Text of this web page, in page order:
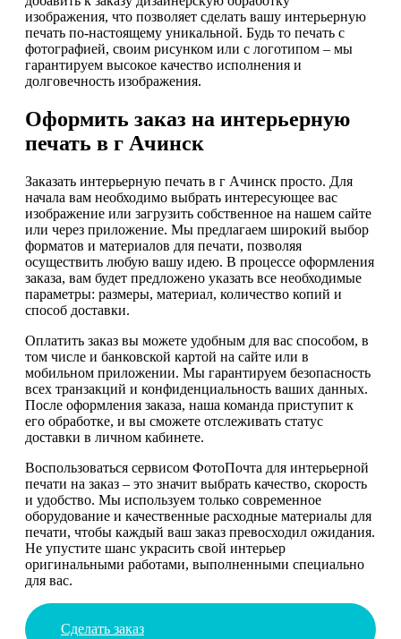
изображения, что позволяет сделать вашу интерьерную
печать по-настоящему уникальной. Будь то печать с
фотографией, своим рисунком или с логотипом – мы
гарантируем высокое качество исполнения и
долговечность изображения.
Оформить заказ на интерьерную
печать в г Ачинск
Заказать интерьерную печать в г Ачинск просто. Для
начала вам необходимо выбрать интересующее вас
изображение или загрузить собственное на нашем сайте
или через приложение. Мы предлагаем широкий выбор
форматов и материалов для печати, позволяя
осуществить любую вашу идею. В процессе оформления
заказа, вам будет предложено указать все необходимые
параметры: размеры, материал, количество копий и
способ доставки.
Оплатить заказ вы можете удобным для вас способом, в
том числе и банковской картой на сайте или в
мобильном приложении. Мы гарантируем безопасность
всех транзакций и конфиденциальность ваших данных.
После оформления заказа, наша команда приступит к
его обработке, и вы сможете отслеживать статус
доставки в личном кабинете.
Воспользоваться сервисом ФотоПочта для интерьерной
печати на заказ – это значит выбрать качество, скорость
и удобство. Мы используем только современное
оборудование и качественные расходные материалы для
печати, чтобы каждый ваш заказ превосходил ожидания.
Не упустите шанс украсить свой интерьер
оригинальными работами, выполненными специально
для вас.
Сделать заказ